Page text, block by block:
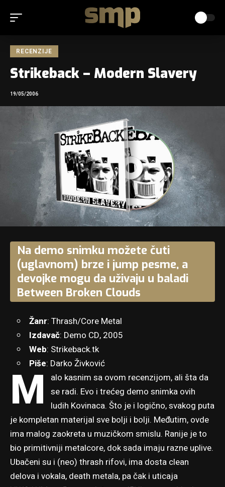
RECENZIJE
Strikeback – Modern Slavery
19/05/2006
Na demo snimku možete čuti
(uglavnom) brze i jump pesme, a
devojke mogu da uživaju u baladi
Between Broken Clouds
Žanr: Thrash/Core Metal
Izdavač: Demo CD, 2005
Web: Strikeback.tk
Piše: Darko Živković
M
alo kasnim sa ovom recenzijom, ali šta da
se radi. Evo i trećeg demo snimka ovih
ludih Kovinaca. Što je i logično, svakog puta
je kompletan materijal sve bolji i bolji. Međutim, ovde
ima malog zaokreta u muzičkom smislu. Ranije je to
bio primitivniji metalcore, dok sada imaju razne uplive.
Ubačeni su i (neo) thrash rifovi, ima dosta clean
delova i vokala, death metala, pa čak i uticaja